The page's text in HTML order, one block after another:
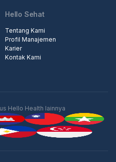
Hello Sehat
Tentang Kami
Profil Manajemen
Karier
Kontak Kami
Hello Health lainnya